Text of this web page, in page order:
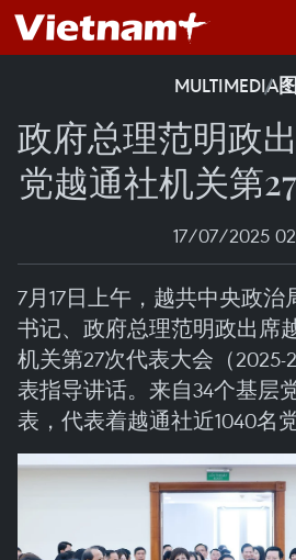
MULTIMEDIA
政府总理范明政
党越通社机关第
17/07/2025
7月17日上午，越共中央政
书记、政府总理范明政出席
机关第27次代表大会（2025-
表指导讲话。来自34个基层
表，代表着越通社近1040名